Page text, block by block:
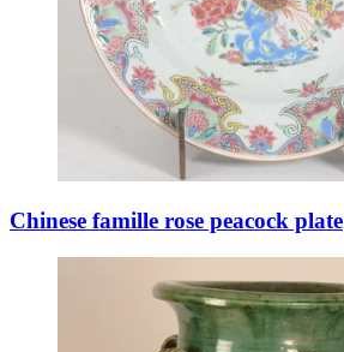
Chinese famille rose peacock plate